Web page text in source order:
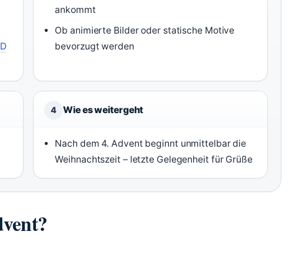
ankommt
Ob animierte Bilder oder statische Motive
bevorzugt werden
4 Wie es weitergeht
Nach dem 4. Advent beginnt unmittelbar die
Weihnachtszeit – letzte Gelegenheit für Grüße